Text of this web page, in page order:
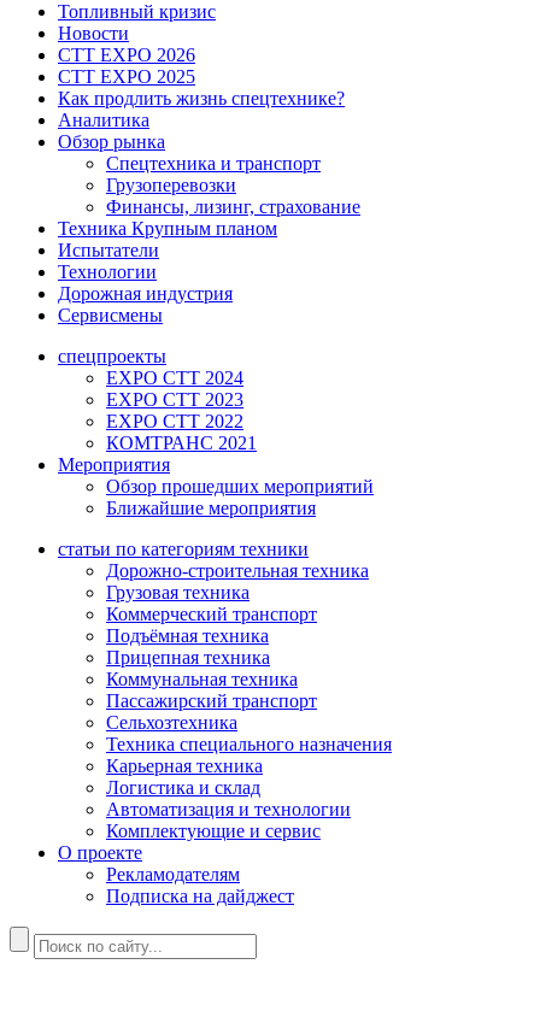
Топливный кризис
Новости
CTT EXPO 2026
CTT EXPO 2025
Как продлить жизнь спецтехнике?
Аналитика
Обзор рынка
Спецтехника и транспорт
Грузоперевозки
Финансы, лизинг, страхование
Техника Крупным планом
Испытатели
Технологии
Дорожная индустрия
Сервисмены
спецпроекты
EXPO CTT 2024
EXPO CTT 2023
EXPO CTT 2022
КОМТРАНС 2021
Мероприятия
Обзор прошедших мероприятий
Ближайшие мероприятия
статьи по категориям техники
Дорожно-строительная техника
Грузовая техника
Коммерческий транспорт
Подъёмная техника
Прицепная техника
Коммунальная техника
Пассажирский транспорт
Сельхозтехника
Техника специального назначения
Карьерная техника
Логистика и склад
Автоматизация и технологии
Комплектующие и сервис
О проекте
Рекламодателям
Подписка на дайджест